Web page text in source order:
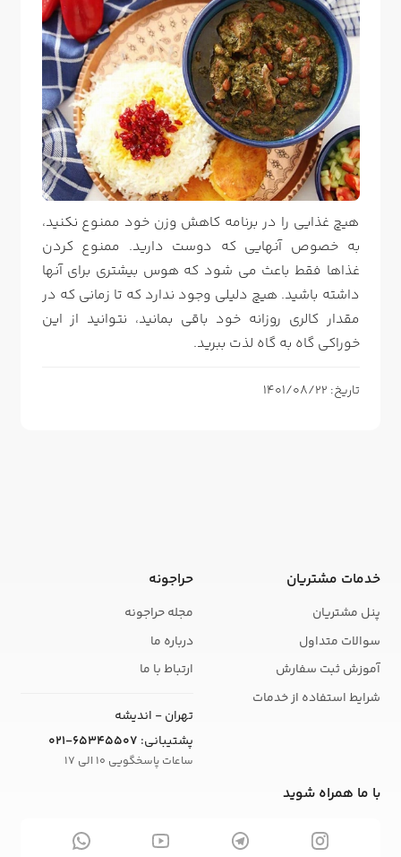
هیچ غذایی را در برنامه کاهش وزن خود ممنوع نکنید،
به خصوص آنهایی که دوست دارید. ممنوع کردن
غذاها فقط باعث می شود که هوس بیشتری برای آنها
داشته باشید. هیچ دلیلی وجود ندارد که تا زمانی که در
مقدار کالری روزانه خود باقی بمانید، نتوانید از این
خوراکی گاه به گاه لذت ببرید.
تاریخ: 1401/08/22
خدمات مشتریان
پنل مشتریان
سوالات متداول
آموزش ثبت سفارش
شرایط استفاده از خدمات
حراجونه
مجله حراجونه
درباره ما
ارتباط با ما
تهران - اندیشه
پشتیبانی: 021-65345507
ساعات پاسخگویی 10 الی 17
با ما همراه شوید